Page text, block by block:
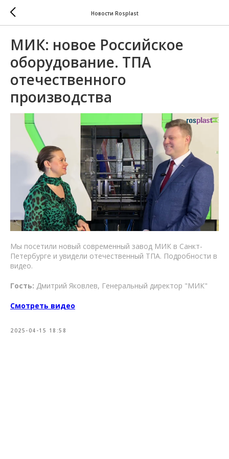
Новости Rosplast
МИК: новое Российское
оборудование. ТПА
отечественного
производства
Мы посетили новый современный завод МИК в Санкт-
Петербурге и увидели отечественный ТПА. Подробности в
видео.
Гость: Дмитрий Яковлев, Генеральный директор "МИК"
Смотреть видео
2025-04-15 18:58